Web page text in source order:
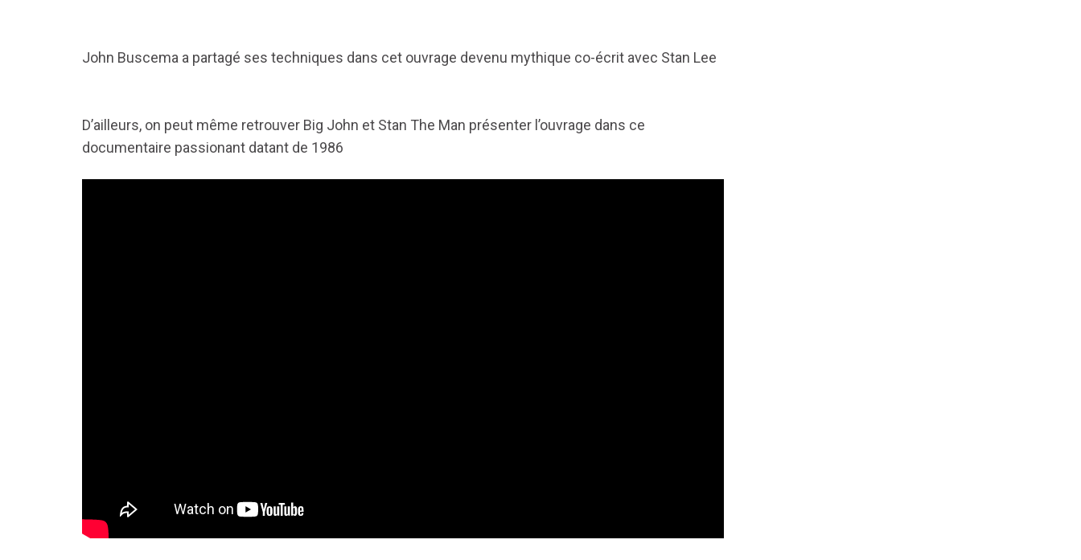
John Buscema a partagé ses techniques dans cet ouvrage devenu mythique co-écrit avec Stan Lee
D’ailleurs, on peut même retrouver Big John et Stan The Man présenter l’ouvrage dans ce
documentaire passionant datant de 1986